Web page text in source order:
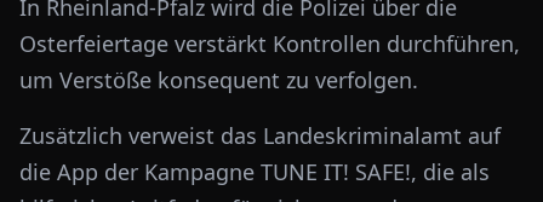
In Rheinland-Pfalz wird die Polizei über die
Osterfeiertage verstärkt Kontrollen durchführen,
um Verstöße konsequent zu verfolgen.
Zusätzlich verweist das Landeskriminalamt auf
die App der Kampagne TUNE IT! SAFE!, die als